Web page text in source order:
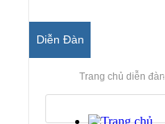
Diễn Đàn
Trang chủ diễn đàn